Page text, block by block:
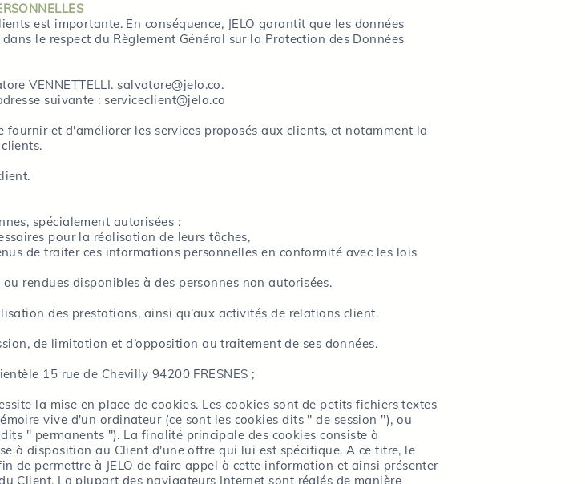
est importante. En conséquence, JELO garantit que les données
le respect du Règlement Général sur la Protection des Données
VENNETTELLI. salvatore@jelo.co.
suivante : serviceclient@jelo.co
et d'améliorer les services proposés aux clients, et notamment la
spécialement autorisées :
pour la réalisation de leurs tâches,
de traiter ces informations personnelles en conformité avec les lois
rendues disponibles à des personnes non autorisées.
des prestations, ainsi qu’aux activités de relations client.
de limitation et d’opposition au traitement de ses données.
15 rue de Chevilly 94200 FRESNES ;
la mise en place de cookies. Les cookies sont de petits fichiers textes
vive d'un ordinateur (ce sont les cookies dits " de session "), ou
" permanents "). La finalité principale des cookies consiste à
à disposition au Client d'une offre qui lui est spécifique. A ce titre, le
de permettre à JELO de faire appel à cette information et ainsi présenter
Client. La plupart des navigateurs Internet sont réglés de manière